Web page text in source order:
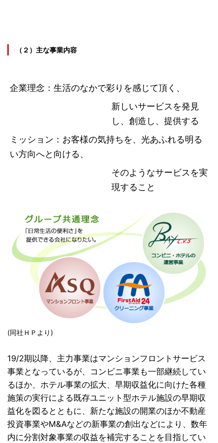
（２）主な事業内容
企業理念：生活のなかで彩りを感じて頂く、
新しいサービスを発見
し、創造し、提供する
ミッション：お客様の気持ちを、光あふれる明る
い方向へと向ける、
そのようなサービスを実
現すること
(同社ＨＰより)
19/2期以降、主力事業はマンションフロントサービス
事業となっているが、コンビニ事業も一部継続してい
るほか、ホテル事業の拡大、早期収益化に向けた各種
施策の実行による既存ユニット型ホテル施設の早期収
益化を図るとともに、新たな施設の開業のほか不動産
投資事業やM&Aなどの新事業の創出などにより、数年
内に分割対象事業の収益を補完することを目指してい